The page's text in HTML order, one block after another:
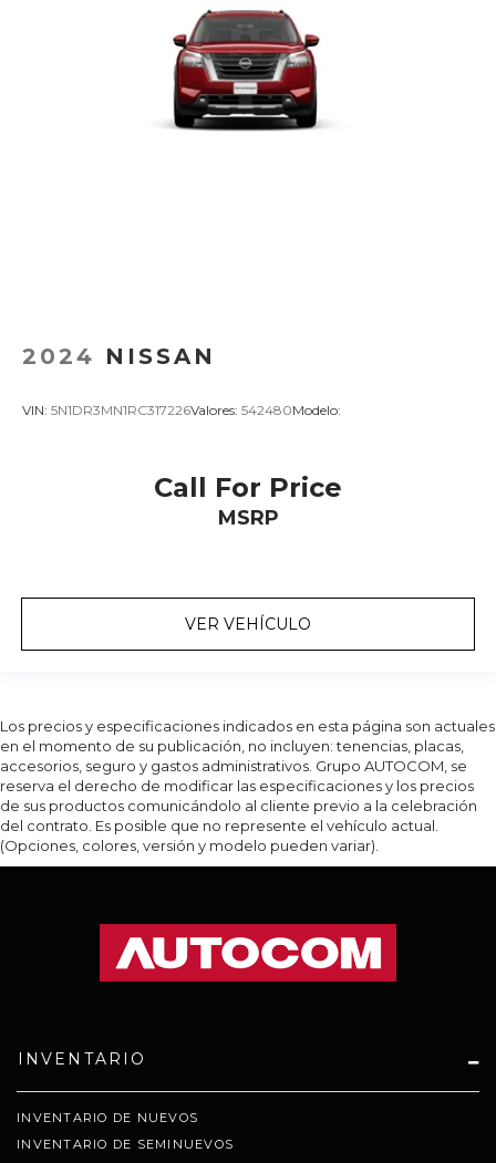
2024 NISSAN
VIN: 5N1DR3MN1RC317226Valores: 542480Modelo:
Call For Price
MSRP
VER VEHÍCULO
Los precios y especificaciones indicados en esta página son actuales
en el momento de su publicación, no incluyen: tenencias, placas,
accesorios, seguro y gastos administrativos. Grupo AUTOCOM, se
reserva el derecho de modificar las especificaciones y los precios
de sus productos comunicándolo al cliente previo a la celebración
del contrato. Es posible que no represente el vehículo actual.
(Opciones, colores, versión y modelo pueden variar).
INVENTARIO
INVENTARIO DE NUEVOS
INVENTARIO DE SEMINUEVOS